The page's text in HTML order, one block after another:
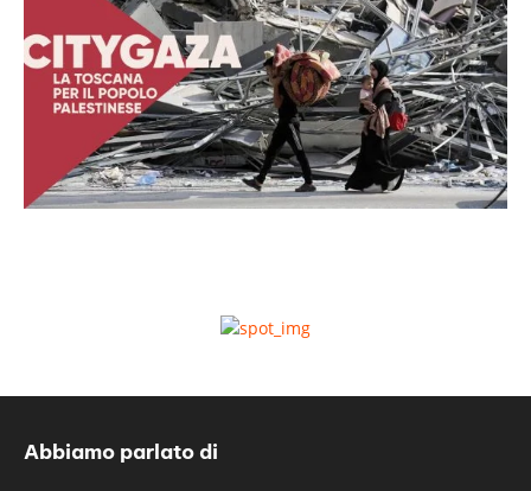
Abbiamo parlato di